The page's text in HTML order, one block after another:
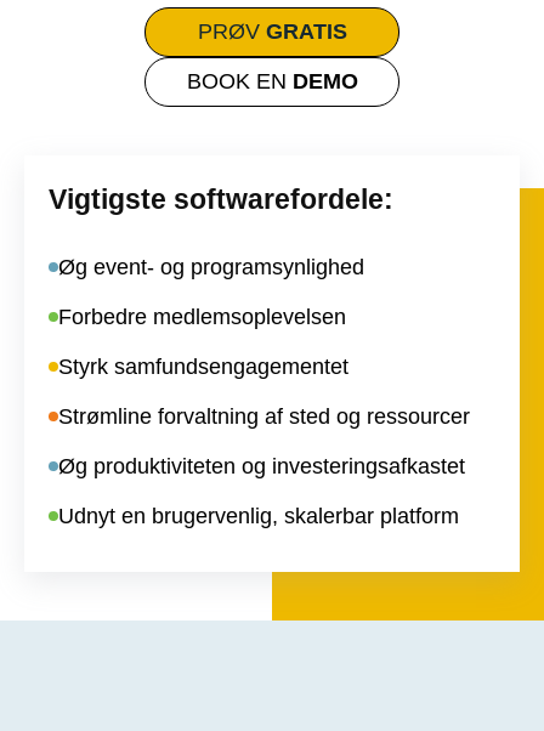
PRØV GRATIS
BOOK EN DEMO
Vigtigste softwarefordele:
Øg event- og programsynlighed
Forbedre medlemsoplevelsen
Styrk samfundsengagementet
Strømline forvaltning af sted og ressourcer
Øg produktiviteten og investeringsafkastet
Udnyt en brugervenlig, skalerbar platform